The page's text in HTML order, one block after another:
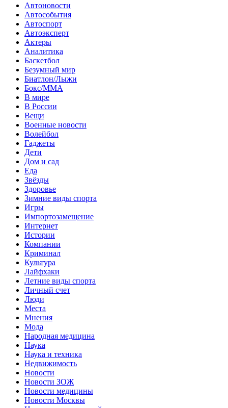
Автоновости
Автособытия
Автоспорт
Автоэксперт
Актеры
Аналитика
Баскетбол
Безумный мир
Биатлон/Лыжи
Бокс/MMA
В мире
В России
Вещи
Военные новости
Волейбол
Гаджеты
Дети
Дом и сад
Еда
Звёзды
Здоровье
Зимние виды спорта
Игры
Импортозамещение
Интернет
Истории
Компании
Криминал
Культура
Лайфхаки
Летние виды спорта
Личный счет
Люди
Места
Мнения
Мода
Народная медицина
Наука
Наука и техника
Недвижимость
Новости
Новости ЗОЖ
Новости медицины
Новости Москвы